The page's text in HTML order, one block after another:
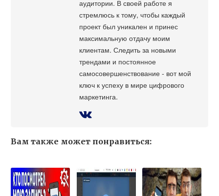
аудитории. В своей работе я
стремлюсь к тому, чтобы каждый
проект был уникален и принес
максимальную отдачу моим
клиентам. Следить за новыми
трендами и постоянное
самосовершенствование - вот мой
ключ к успеху в мире цифрового
маркетинга.
Вам также может понравиться: